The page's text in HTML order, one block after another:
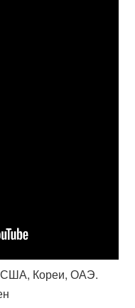
США, Кореи, ОАЭ.